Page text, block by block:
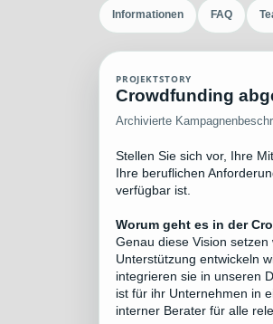
Informationen FAQ
PROJEKTSTORY
Crowdfunding
Archivierte
Stellen Sie sich vor, Ihre
Ihre beruflichen
verfügbar ist.
Worum geht es in der
Genau diese Vision
Unterstützung entwickeln
integrieren sie in unseren
ist für ihr Unternehmen in
interner Berater für alle